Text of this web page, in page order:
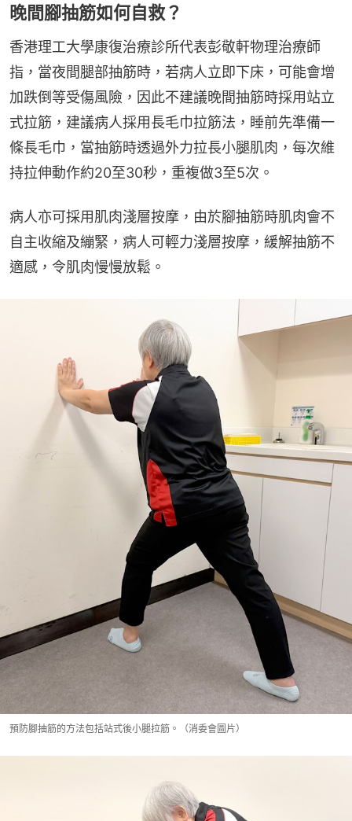
晚間腳抽筋如何自救？
香港理工大學康復治療診所代表彭敬軒物理治療師
指，當夜間腿部抽筋時，若病人立即下床，可能會增
加跌倒等受傷風險，因此不建議晚間抽筋時採用站立
式拉筋，建議病人採用長毛巾拉筋法，睡前先準備一
條長毛巾，當抽筋時透過外力拉長小腿肌肉，每次維
持拉伸動作約20至30秒，重複做3至5次。
病人亦可採用肌肉淺層按摩，由於腳抽筋時肌肉會不
自主收縮及繃緊，病人可輕力淺層按摩，緩解抽筋不
適感，令肌肉慢慢放鬆。
預防腳抽筋的方法包括站式後小腿拉筋。（消委會圖片）